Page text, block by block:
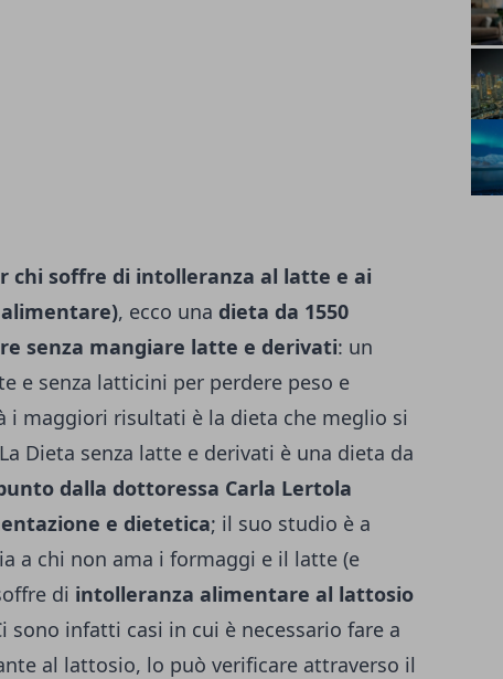
chi soffre di intolleranza al latte e ai
, ecco una dieta da 1550
senza mangiare latte e derivati: un
e senza latticini per perdere peso e
i maggiori risultati è la dieta che meglio si
Dieta senza latte e derivati è una dieta da
dalla dottoressa Car­la Lertola
e dietetica; il suo studio è a
a chi non ama i formaggi e il latte (e
di intolleranza alimentare al lattosio
sono infatti casi in cui è necessario fare a
al lattosio, lo può verificare attraverso il